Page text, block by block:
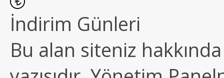
İndirim Günleri
Bu alan siteniz